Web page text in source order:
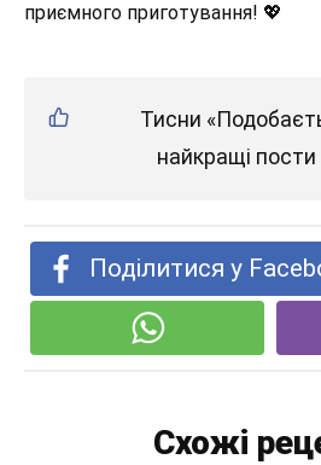
приємного приготування! 💖
Тисни
найкращі пости
Поділитися у
Схожі